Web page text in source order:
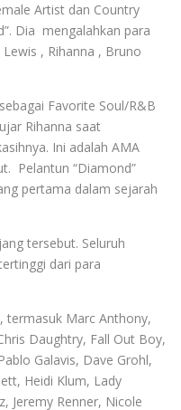
Artist dan Country
Dia mengalahkan para
, Rihanna , Bruno
Favorite Soul/R&B
Rihanna saat
Ini adalah AMA
Pelantun “Diamond”
pertama dalam sejarah
tersebut. Seluruh
dari para
termasuk Marc Anthony,
Daughtry, Fall Out Boy,
Galavis, Dave Grohl,
Heidi Klum, Lady
Jeremy Renner, Nicole